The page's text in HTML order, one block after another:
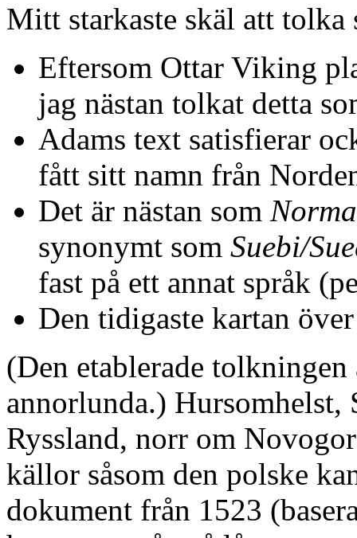
Mitt starkaste skäl att
Eftersom Ottar Viking
jag nästan tolkat detta
Adams text satisfierar
fått sitt namn från
Det är nästan som
synonymt som Suebi/
fast på ett annat språk
Den tidigaste kartan
(Den etablerade
annorlunda.)
Ryssland, norr om
källor såsom den polske
dokument från 1523